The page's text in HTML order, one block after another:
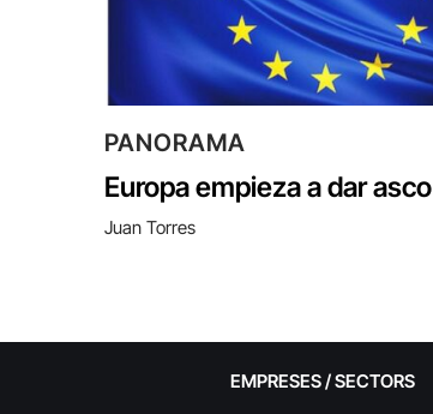
PANORAMA
Europa empieza a dar asco
Juan Torres
EMPRESES / SECTORS